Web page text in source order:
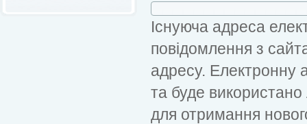
Існуюча адреса
повідомлення з
адресу. Електронну
та буде
для отримання